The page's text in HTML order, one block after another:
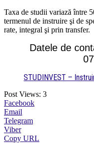
Taxa de studii variază între
termenul de instruire şi de
rate, integral şi prin transfer.
Datele de
STUDINVEST –
Post Views: 3
Facebook
Email
Telegram
Viber
Copy URL